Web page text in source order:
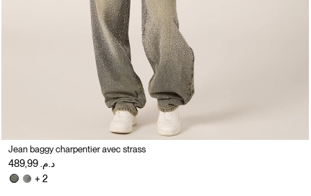
Jean baggy charpentier avec strass
د.م. 489,99
+ 2